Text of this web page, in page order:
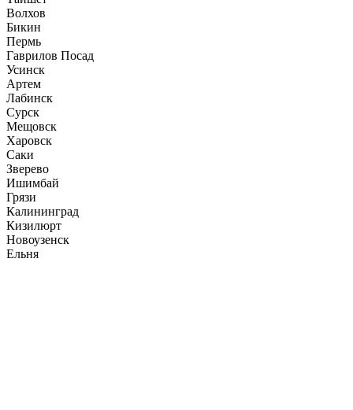
Волхов
Бикин
Пермь
Гаврилов Посад
Усинск
Артем
Лабинск
Сурск
Мещовск
Харовск
Саки
Зверево
Ишимбай
Грязи
Калининград
Кизилюрт
Новоузенск
Ельня